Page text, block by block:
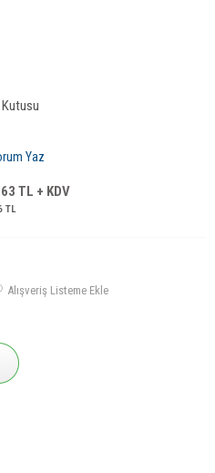
Yaz
TL + KDV
TL
Alışveriş Listeme Ekle